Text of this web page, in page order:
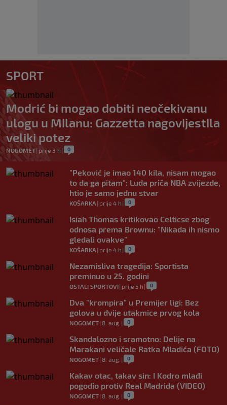
SPORT
Modrić bi mogao dobiti neočekivanu
ulogu u Milanu: Gazzetta nagovijestila
veliki potez
NOGOMET| prije 3 h | 0
"Peković je imao 140 kila, nisam mogao
to da ga pitam": Luda priča NBA zvijezde,
htio je samo jednu stvar
KOŠARKA | prije 4 h | 0
Isiah Thomas kritikovao Celticse zbog
odnosa prema Brownu: "Nikada ih nismo
gledali ovakve"
KOŠARKA | prije 4 h | 0
Nezamisliva tragedija: Sportista
preminuo u 25. godini
OSTALI SPORTOVI| prije 5 h | 0
Dva "krompira" u Premijer ligi: Bez
golova u dvije utakmice prvog kola
NOGOMET| 8. aug. | 0
Skandalozno i sramotno: Delije na
Marakani veličale Ratka Mladića (FOTO)
NOGOMET| 8. aug. | 0
Kakav otac, takav sin: I Kodro mlađi
pogodio protiv Real Madrida (VIDEO)
NOGOMET| 8. aug. | 0